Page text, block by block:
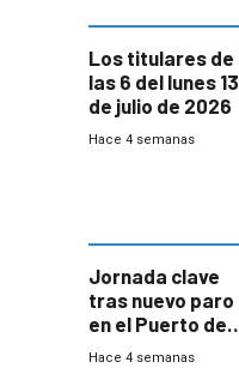
Los titulares de
las 6 del lunes 13
de julio de 2026
Hace 4 semanas
Jornada clave
tras nuevo paro
en el Puerto de
Montevideo
Hace 4 semanas